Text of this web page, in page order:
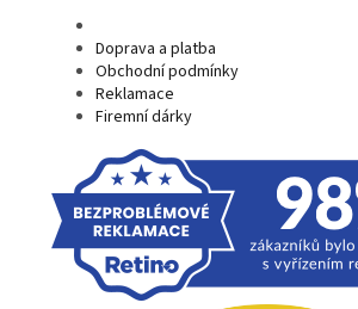
Doprava a platba
Obchodní podmínky
Reklamace
Firemní dárky